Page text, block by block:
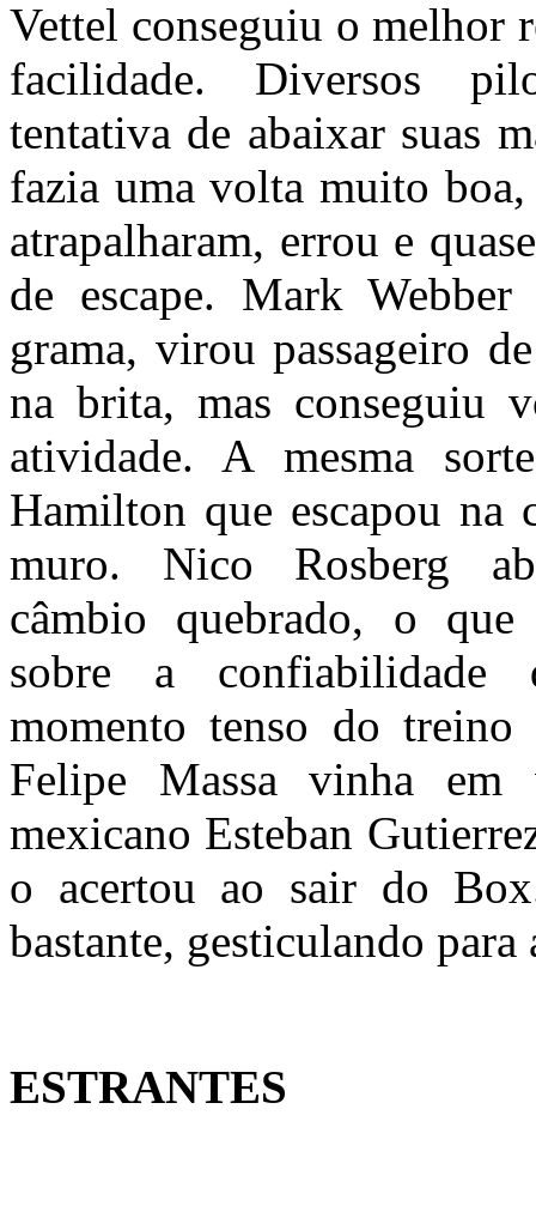
Vettel conseguiu o melhor
facilidade. Diversos
tentativa de abaixar suas
fazia uma volta muito
atrapalharam, errou e
de escape. Mark
grama, virou passageiro
na brita, mas conseguiu
atividade. A mesma
Hamilton que escapou
muro. Nico Rosberg
câmbio quebrado, o que
sobre a confiabilidade
momento tenso do treino
Felipe Massa vinha
mexicano Esteban
o acertou ao sair do
bastante, gesticulando para
ESTRANTES